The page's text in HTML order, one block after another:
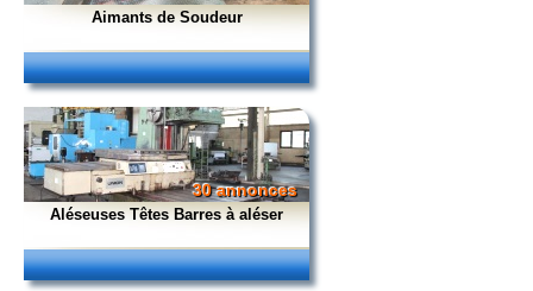
Aimants de Soudeur
30 annonces
Aléseuses Têtes Barres à aléser